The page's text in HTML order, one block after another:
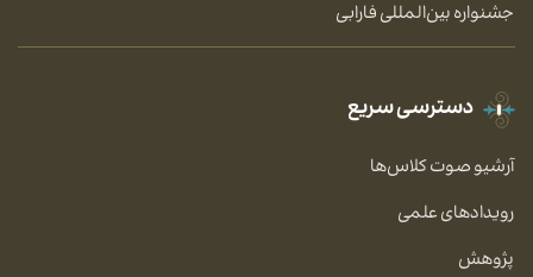
جشنواره بین‌المللی فارابی
دسترسی سریع
آرشیو صوت کلاس‌ها
رویدادهای علمی
پژوهش